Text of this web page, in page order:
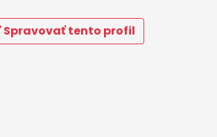
Spravovať tento profil